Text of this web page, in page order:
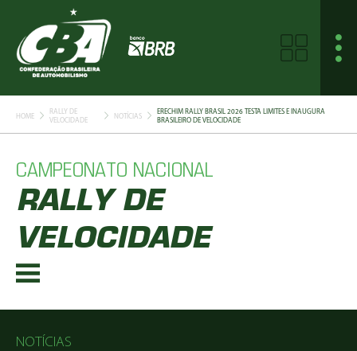
HOME
RALLY DE
VELOCIDADE
NOTÍCIAS
ERECHIM RALLY BRASIL 2026 TESTA LIMITES E INAUGURA
BRASILEIRO DE VELOCIDADE
CAMPEONATO NACIONAL
RALLY DE
VELOCIDADE
NOTÍCIAS